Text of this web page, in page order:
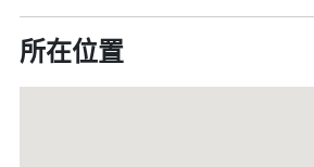
所在位置